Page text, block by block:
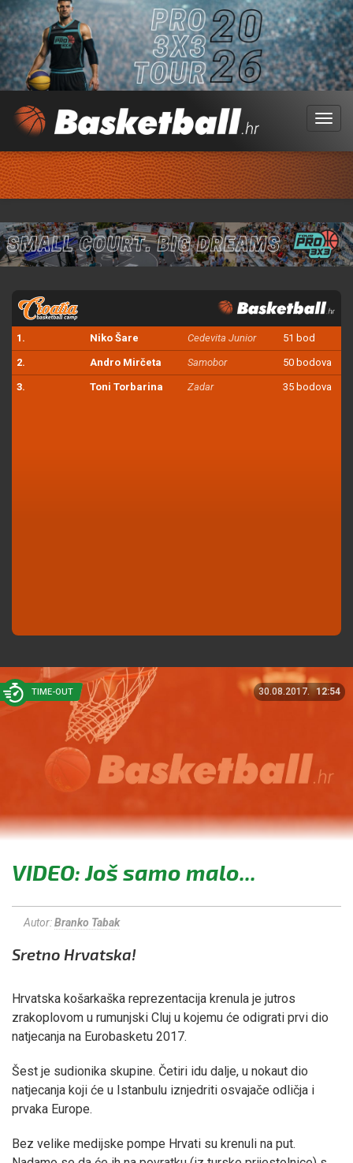
Menu
1. Niko Šare Cedevita Junior 51 bod
2. Andro Mirčeta Samobor 50 bodova
3. Toni Torbarina Zadar 35 bodova
TIME-OUT 30.08.2017. 12:54
VIDEO: Još samo malo...
Autor:Branko Tabak
Sretno Hrvatska!
Hrvatska košarkaška reprezentacija krenula je jutros
zrakoplovom u rumunjski Cluj u kojemu će odigrati prvi dio
natjecanja na Eurobasketu 2017.
Šest je sudionika skupine. Četiri idu dalje, u nokaut dio
natjecanja koji će u Istanbulu iznjedriti osvajače odličja i
prvaka Europe.
Bez velike medijske pompe Hrvati su krenuli na put.